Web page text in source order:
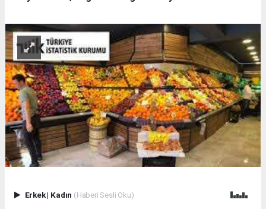
Erkek| Kadın (Haberi Sesli Oku)